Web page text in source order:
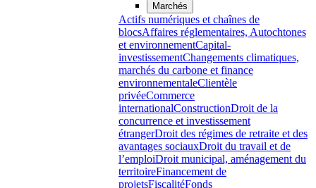
Marchés
Actifs numériques et chaînes de
blocsAffaires réglementaires, Autochtones
et environnementCapital-
investissementChangements climatiques,
marchés du carbone et finance
environnementaleClientèle
privéeCommerce
internationalConstructionDroit de la
concurrence et investissement
étrangerDroit des régimes de retraite et des
avantages sociauxDroit du travail et de
l’emploiDroit municipal, aménagement du
territoireFinancement de
projetsFiscalitéFonds